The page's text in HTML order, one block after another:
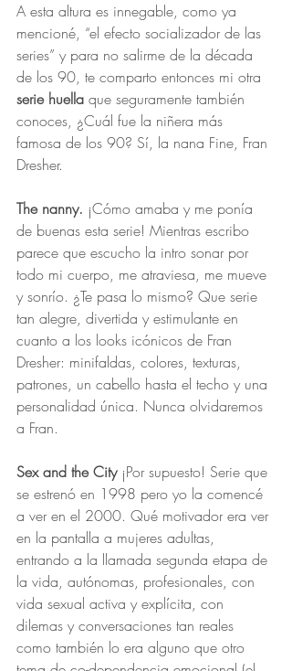
A esta altura es innegable, como ya
mencioné, “el efecto socializador de las
series” y para no salirme de la década
de los 90, te comparto entonces mi otra
serie huella que seguramente también
conoces, ¿Cuál fue la niñera más
famosa de los 90? Sí, la nana Fine, Fran
Dresher.
The nanny. ¡Cómo amaba y me ponía
de buenas esta serie! Mientras escribo
parece que escucho la intro sonar por
todo mi cuerpo, me atraviesa, me mueve
y sonrío. ¿Te pasa lo mismo? Que serie
tan alegre, divertida y estimulante en
cuanto a los looks icónicos de Fran
Dresher: minifaldas, colores, texturas,
patrones, un cabello hasta el techo y una
personalidad única. Nunca olvidaremos
a Fran.
Sex and the City ¡Por supuesto! Serie que
se estrenó en 1998 pero yo la comencé
a ver en el 2000. Qué motivador era ver
en la pantalla a mujeres adultas,
entrando a la llamada segunda etapa de
la vida, autónomas, profesionales, con
vida sexual activa y explícita, con
dilemas y conversaciones tan reales
como también lo era alguno que otro